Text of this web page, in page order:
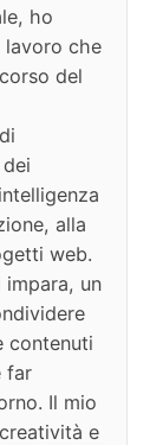
ho
lavoro che
del
alla
web.
un
contenuti
far
Il mio
e